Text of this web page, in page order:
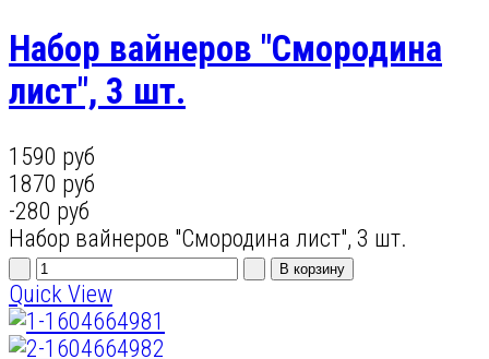
Набор вайнеров "Смородина
лист", 3 шт.
1590 руб
1870 руб
-280 руб
Набор вайнеров "Смородина лист", 3 шт.
Quick View